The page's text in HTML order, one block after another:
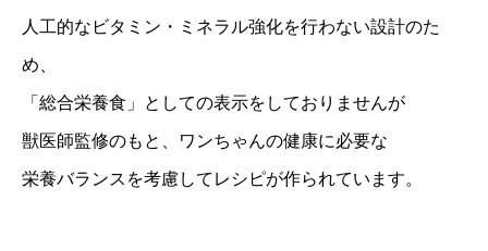
人工的なビタミン・ミネラル強化を行わない設計のた
め、
「総合栄養食」としての表示をしておりませんが
獣医師監修のもと、ワンちゃんの健康に必要な
栄養バランスを考慮してレシピが作られています。